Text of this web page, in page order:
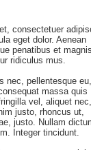
consectetuer
eget dolor. Aenean
penatibus et
ridiculus mus.
nec, pellentesque eu,
massa quis
vel, aliquet nec,
justo, rhoncus ut,
justo. Nullam
Integer tincidunt.